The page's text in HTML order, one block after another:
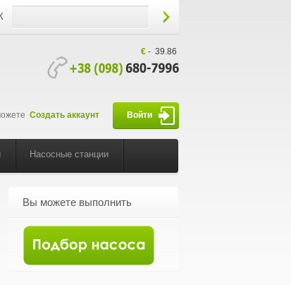
€- 39.86
Создать аккаунт Войти
Насосные станции
Вы можете выполнить